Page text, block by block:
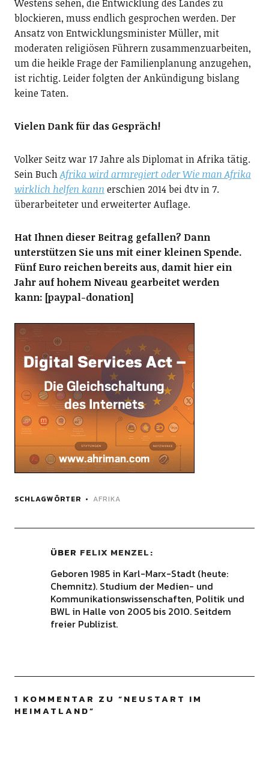
Westens sehen, die Entwicklung des Landes zu
blockieren, muss endlich gesprochen werden. Der
Ansatz von Entwicklungsminister Müller, mit
moderaten religiösen Führern zusammenzuarbeiten,
um die heikle Frage der Familienplanung anzugehen,
ist richtig. Leider folgten der Ankündigung bislang
keine Taten.
Vielen Dank für das Gespräch!
Volker Seitz war 17 Jahre als Diplomat in Afrika tätig.
Sein BuchAfrika wird armregiert oder Wie man Afrika
wirklich helfen kann erschien 2014 bei dtv in 7.
überarbeiteter und erweiterter Auflage.
Hat Ihnen dieser Beitrag gefallen? Dann
unterstützen Sie uns mit einer kleinen Spende.
Fünf Euro reichen bereits aus, damit hier ein
Jahr auf hohem Niveau gearbeitet werden
kann: [paypal-donation]
SCHLAGWÖRTER AFRIKA
ÜBER FELIX MENZEL
Geboren 1985 in Karl-Marx-Stadt (heute:
Chemnitz). Studium der Medien- und
Kommunikationswissenschaften, Politik und
BWL in Halle von 2005 bis 2010. Seitdem
freier Publizist.
1 KOMMENTAR ZU “NEUSTART IM
HEIMATLAND”